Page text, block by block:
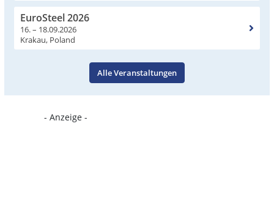
EuroSteel 2026
16. – 18.09.2026
Krakau, Poland
Alle Veranstaltungen
- Anzeige -